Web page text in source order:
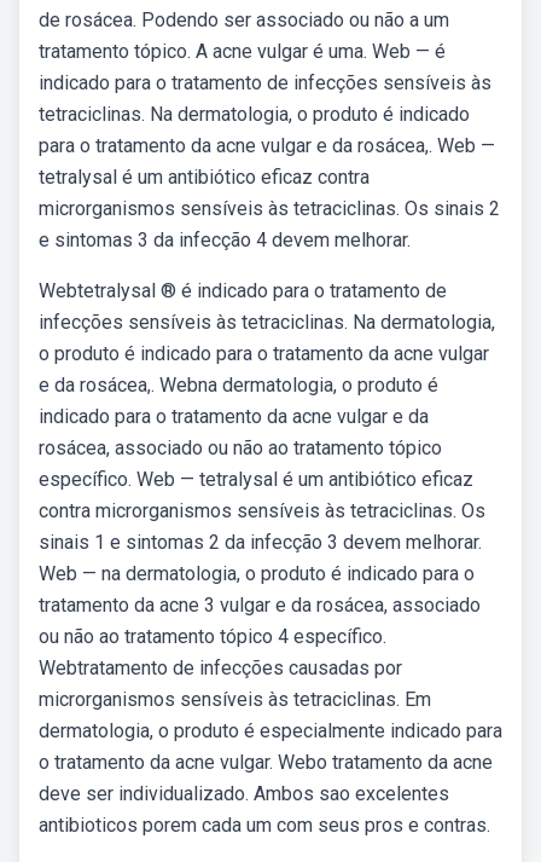
de rosácea. Podendo ser associado ou não a um
tratamento tópico. A acne vulgar é uma. Web — é
indicado para o tratamento de infecções sensíveis às
tetraciclinas. Na dermatologia, o produto é indicado
para o tratamento da acne vulgar e da rosácea,. Web —
tetralysal é um antibiótico eficaz contra
microrganismos sensíveis às tetraciclinas. Os sinais 2
e sintomas 3 da infecção 4 devem melhorar.
Webtetralysal ® é indicado para o tratamento de
infecções sensíveis às tetraciclinas. Na dermatologia,
o produto é indicado para o tratamento da acne vulgar
e da rosácea,. Webna dermatologia, o produto é
indicado para o tratamento da acne vulgar e da
rosácea, associado ou não ao tratamento tópico
específico. Web — tetralysal é um antibiótico eficaz
contra microrganismos sensíveis às tetraciclinas. Os
sinais 1 e sintomas 2 da infecção 3 devem melhorar.
Web — na dermatologia, o produto é indicado para o
tratamento da acne 3 vulgar e da rosácea, associado
ou não ao tratamento tópico 4 específico.
Webtratamento de infecções causadas por
microrganismos sensíveis às tetraciclinas. Em
dermatologia, o produto é especialmente indicado para
o tratamento da acne vulgar. Webo tratamento da acne
deve ser individualizado. Ambos sao excelentes
antibioticos porem cada um com seus pros e contras.